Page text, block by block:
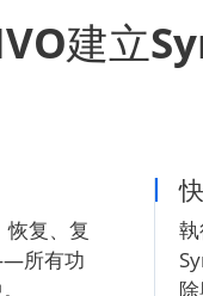
建立
恢复、复
所有功